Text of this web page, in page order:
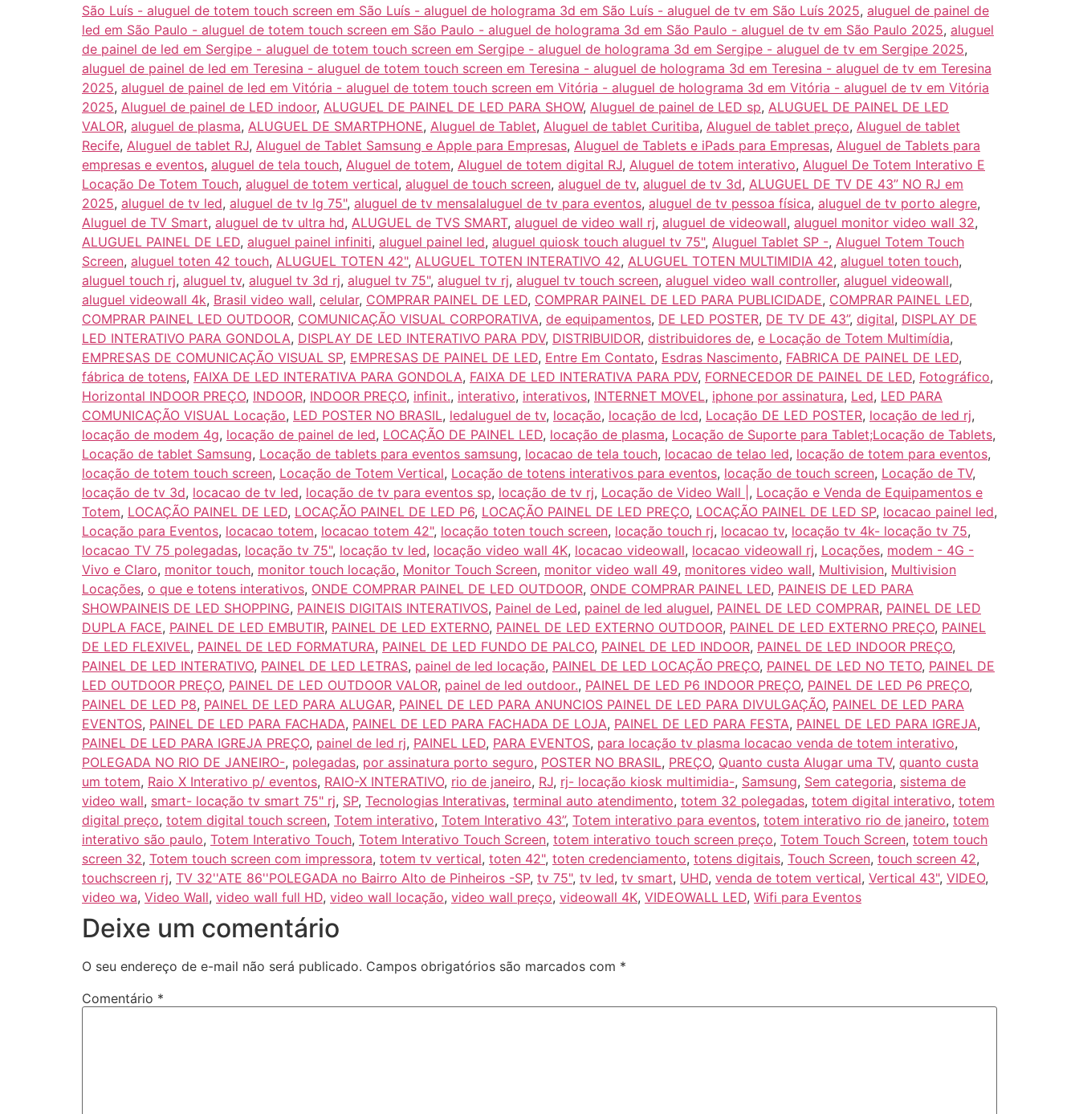
São Luís - aluguel de totem touch screen em São Luís - aluguel de holograma 3d em São Luís - aluguel de tv em São Luís 2025, aluguel de painel de
led em São Paulo - aluguel de totem touch screen em São Paulo - aluguel de holograma 3d em São Paulo - aluguel de tv em São Paulo 2025, aluguel
de painel de led em Sergipe - aluguel de totem touch screen em Sergipe - aluguel de holograma 3d em Sergipe - aluguel de tv em Sergipe 2025,
aluguel de painel de led em Teresina - aluguel de totem touch screen em Teresina - aluguel de holograma 3d em Teresina - aluguel de tv em Teresina
2025, aluguel de painel de led em Vitória - aluguel de totem touch screen em Vitória - aluguel de holograma 3d em Vitória - aluguel de tv em Vitória
2025, Aluguel de painel de LED indoor, ALUGUEL DE PAINEL DE LED PARA SHOW, Aluguel de painel de LED sp, ALUGUEL DE PAINEL DE LED
VALOR, aluguel de plasma, ALUGUEL DE SMARTPHONE, Aluguel de Tablet, Aluguel de tablet Curitiba, Aluguel de tablet preço, Aluguel de tablet
Recife, Aluguel de tablet RJ, Aluguel de Tablet Samsung e Apple para Empresas, Aluguel de Tablets e iPads para Empresas, Aluguel de Tablets para
empresas e eventos, aluguel de tela touch, Aluguel de totem, Aluguel de totem digital RJ, Aluguel de totem interativo, Aluguel De Totem Interativo E
Locação De Totem Touch, aluguel de totem vertical, aluguel de touch screen, aluguel de tv, aluguel de tv 3d, ALUGUEL DE TV DE 43” NO RJ em
2025, aluguel de tv led, aluguel de tv lg 75", aluguel de tv mensalaluguel de tv para eventos, aluguel de tv pessoa física, aluguel de tv porto alegre,
Aluguel de TV Smart, aluguel de tv ultra hd, ALUGUEL de TVS SMART, aluguel de video wall rj, aluguel de videowall, aluguel monitor video wall 32,
ALUGUEL PAINEL DE LED, aluguel painel infiniti, aluguel painel led, aluguel quiosk touch aluguel tv 75", Aluguel Tablet SP -, Aluguel Totem Touch
Screen, aluguel toten 42 touch, ALUGUEL TOTEN 42", ALUGUEL TOTEN INTERATIVO 42, ALUGUEL TOTEN MULTIMIDIA 42, aluguel toten touch,
aluguel touch rj, aluguel tv, aluguel tv 3d rj, aluguel tv 75", aluguel tv rj, aluguel tv touch screen, aluguel video wall controller, aluguel videowall,
aluguel videowall 4k, Brasil video wall, celular, COMPRAR PAINEL DE LED, COMPRAR PAINEL DE LED PARA PUBLICIDADE, COMPRAR PAINEL LED,
COMPRAR PAINEL LED OUTDOOR, COMUNICAÇÃO VISUAL CORPORATIVA, de equipamentos, DE LED POSTER, DE TV DE 43”, digital, DISPLAY DE
LED INTERATIVO PARA GONDOLA, DISPLAY DE LED INTERATIVO PARA PDV, DISTRIBUIDOR, distribuidores de, e Locação de Totem Multimídia,
EMPRESAS DE COMUNICAÇÃO VISUAL SP, EMPRESAS DE PAINEL DE LED, Entre Em Contato, Esdras Nascimento, FABRICA DE PAINEL DE LED,
fábrica de totens, FAIXA DE LED INTERATIVA PARA GONDOLA, FAIXA DE LED INTERATIVA PARA PDV, FORNECEDOR DE PAINEL DE LED, Fotográfico,
Horizontal INDOOR PREÇO, INDOOR, INDOOR PREÇO, infinit., interativo, interativos, INTERNET MOVEL, iphone por assinatura, Led, LED PARA
COMUNICAÇÃO VISUAL Locação, LED POSTER NO BRASIL, ledaluguel de tv, locação, locação de lcd, Locação DE LED POSTER, locação de led rj,
locação de modem 4g, locação de painel de led, LOCAÇÃO DE PAINEL LED, locação de plasma, Locação de Suporte para Tablet;Locação de Tablets,
Locação de tablet Samsung, Locação de tablets para eventos samsung, locacao de tela touch, locacao de telao led, locação de totem para eventos,
locação de totem touch screen, Locação de Totem Vertical, Locação de totens interativos para eventos, locação de touch screen, Locação de TV,
locação de tv 3d, locacao de tv led, locação de tv para eventos sp, locação de tv rj, Locação de Video Wall | , Locação e Venda de Equipamentos e
Totem, LOCAÇÃO PAINEL DE LED, LOCAÇÃO PAINEL DE LED P6, LOCAÇÃO PAINEL DE LED PREÇO, LOCAÇÃO PAINEL DE LED SP, locacao painel led,
Locação para Eventos, locacao totem, locacao totem 42", locação toten touch screen, locação touch rj, locacao tv, locação tv 4k- locação tv 75,
locacao TV 75 polegadas, locação tv 75", locação tv led, locação video wall 4K, locacao videowall, locacao videowall rj, Locações, modem - 4G -
Vivo e Claro, monitor touch, monitor touch locação, Monitor Touch Screen, monitor video wall 49, monitores video wall, Multivision, Multivision
Locações, o que e totens interativos, ONDE COMPRAR PAINEL DE LED OUTDOOR, ONDE COMPRAR PAINEL LED, PAINEIS DE LED PARA
SHOWPAINEIS DE LED SHOPPING, PAINEIS DIGITAIS INTERATIVOS, Painel de Led, painel de led aluguel, PAINEL DE LED COMPRAR, PAINEL DE LED
DUPLA FACE, PAINEL DE LED EMBUTIR, PAINEL DE LED EXTERNO, PAINEL DE LED EXTERNO OUTDOOR, PAINEL DE LED EXTERNO PREÇO, PAINEL
DE LED FLEXIVEL, PAINEL DE LED FORMATURA, PAINEL DE LED FUNDO DE PALCO, PAINEL DE LED INDOOR, PAINEL DE LED INDOOR PREÇO,
PAINEL DE LED INTERATIVO, PAINEL DE LED LETRAS, painel de led locação, PAINEL DE LED LOCAÇÃO PREÇO, PAINEL DE LED NO TETO, PAINEL DE
LED OUTDOOR PREÇO, PAINEL DE LED OUTDOOR VALOR, painel de led outdoor., PAINEL DE LED P6 INDOOR PREÇO, PAINEL DE LED P6 PREÇO,
PAINEL DE LED P8, PAINEL DE LED PARA ALUGAR, PAINEL DE LED PARA ANUNCIOS PAINEL DE LED PARA DIVULGAÇÃO, PAINEL DE LED PARA
EVENTOS, PAINEL DE LED PARA FACHADA, PAINEL DE LED PARA FACHADA DE LOJA, PAINEL DE LED PARA FESTA, PAINEL DE LED PARA IGREJA,
PAINEL DE LED PARA IGREJA PREÇO, painel de led rj, PAINEL LED, PARA EVENTOS, para locação tv plasma locacao venda de totem interativo,
POLEGADA NO RIO DE JANEIRO-, polegadas, por assinatura porto seguro, POSTER NO BRASIL, PREÇO, Quanto custa Alugar uma TV, quanto custa
um totem, Raio X Interativo p/ eventos, RAIO-X INTERATIVO, rio de janeiro, RJ, rj- locação kiosk multimidia-, Samsung, Sem categoria, sistema de
video wall, smart- locação tv smart 75" rj, SP, Tecnologias Interativas, terminal auto atendimento, totem 32 polegadas, totem digital interativo, totem
digital preço, totem digital touch screen, Totem interativo, Totem Interativo 43”, Totem interativo para eventos, totem interativo rio de janeiro, totem
interativo são paulo, Totem Interativo Touch, Totem Interativo Touch Screen, totem interativo touch screen preço, Totem Touch Screen, totem touch
screen 32, Totem touch screen com impressora, totem tv vertical, toten 42", toten credenciamento, totens digitais, Touch Screen, touch screen 42,
touchscreen rj, TV 32''ATE 86''POLEGADA no Bairro‎ Alto de Pinheiros‎ -SP, tv 75", tv led, tv smart, UHD, venda de totem vertical, Vertical 43", VIDEO,
video wa, Video Wall, video wall full HD, video wall locação, video wall preço, videowall 4K, VIDEOWALL LED, Wifi para Eventos
Deixe um comentário
O seu endereço de e-mail não será publicado. Campos obrigatórios são marcados com *
Comentário *